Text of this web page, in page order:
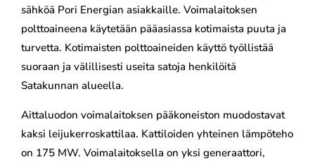
sähköä Pori Energian asiakkaille. Voimalaitoksen
polttoaineena käytetään pääasiassa kotimaista puuta ja
turvetta. Kotimaisten polttoaineiden käyttö työllistää
suoraan ja välillisesti useita satoja henkilöitä
Satakunnan alueella.
Aittaluodon voimalaitoksen pääkoneiston muodostavat
kaksi leijukerroskattilaa. Kattiloiden yhteinen lämpöteho
on 175 MW. Voimalaitoksella on yksi generaattori,